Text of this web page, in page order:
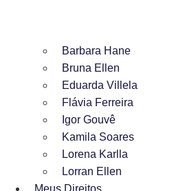
Barbara Hane
Bruna Ellen
Eduarda Villela
Flávia Ferreira
Igor Gouvê
Kamila Soares
Lorena Karlla
Lorran Ellen